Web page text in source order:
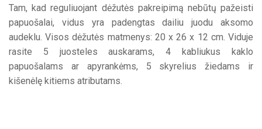
Tam, kad reguliuojant dėžutės pakreipimą nebūtų pažeisti
papuošalai, vidus yra padengtas dailiu juodu aksomo
audeklu. Visos dėžutės matmenys: 20 x 26 x 12 cm. Viduje
rasite 5 juosteles auskarams, 4 kabliukus kaklo
papuošalams ar apyrankėms, 5 skyrelius žiedams ir
kišenėlę kitiems atributams.